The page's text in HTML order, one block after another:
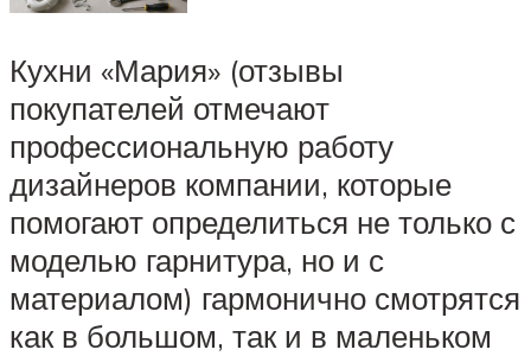
Кухни «Мария» (отзывы
покупателей отмечают
профессиональную работу
дизайнеров компании, которые
помогают определиться не только с
моделью гарнитура, но и с
материалом) гармонично смотрятся
как в большом, так и в маленьком